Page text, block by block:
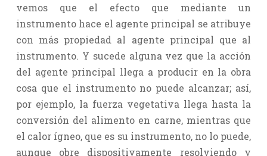
vemos que el efecto que mediante un
instrumento hace el agente principal se atribuye
con más propiedad al agente principal que al
instrumento. Y sucede alguna vez que la acción
del agente principal llega a producir en la obra
cosa que el instrumento no puede alcanzar; así,
por ejemplo, la fuerza vegetativa llega hasta la
conversión del alimento en carne, mientras que
el calor ígneo, que es su instrumento, no lo puede,
aunque obre dispositivamente resolviendo y